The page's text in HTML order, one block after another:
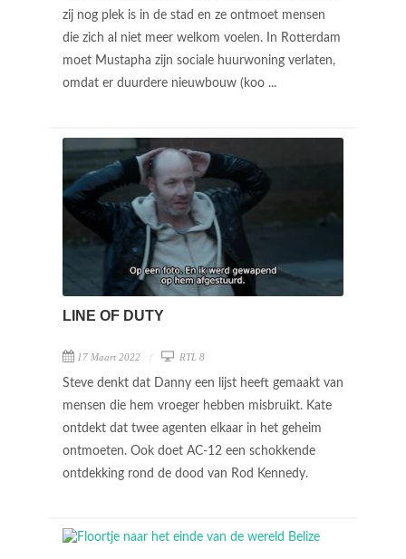
zij nog plek is in de stad en ze ontmoet mensen
die zich al niet meer welkom voelen. In Rotterdam
moet Mustapha zijn sociale huurwoning verlaten,
omdat er duurdere nieuwbouw (koo ...
LINE OF DUTY
17 Maart 2022 RTL 8
Steve denkt dat Danny een lijst heeft gemaakt van
mensen die hem vroeger hebben misbruikt. Kate
ontdekt dat twee agenten elkaar in het geheim
ontmoeten. Ook doet AC-12 een schokkende
ontdekking rond de dood van Rod Kennedy.